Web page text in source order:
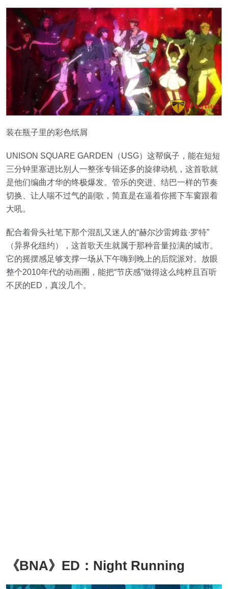
装在瓶子里的彩色纸屑
UNISON SQUARE GARDEN（USG）这帮疯子，能在短短
三分钟里塞进比别人一整张专辑还多的旋律动机，这首歌就
是他们编曲才华的终极爆发。管乐的突进、结巴一样的节奏
切换、让人喘不过气的副歌，简直是在逼着你摇下车窗跟着
大吼。
配合着骨头社笔下那个混乱又迷人的“赫尔沙雷姆兹·罗特”
（异界化纽约），这首歌天生就属于那种音量拉满的城市。
它的摇摆感足够支撑一场从下午嗨到晚上的后院派对。放眼
整个2010年代的动画圈，能把“节庆感”做得这么纯粹且百听
不厌的ED，真没几个。
《BNA》ED：Night Running